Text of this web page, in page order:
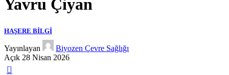
Yavru Çiyan
HAŞERE BILGI
Yayınlayan
Biyozen Çevre Sağlığı
Açık 28 Nisan 2026
0